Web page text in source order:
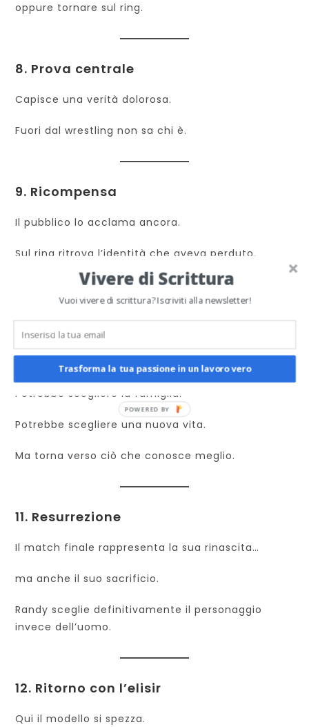
oppure tornare sul ring.
8. Prova centrale
Capisce una verità dolorosa.
Fuori dal wrestling non sa chi è.
9. Ricompensa
Il pubblico lo acclama ancora.
Sul ring ritrova l’identità che aveva perduto.
È una ricompensa emotiva, ma anche
profondamente ingannevole.
10. Via del ritorno
Potrebbe scegliere la famiglia.
Potrebbe scegliere una nuova vita.
Ma torna verso ciò che conosce meglio.
11. Resurrezione
Il match finale rappresenta la sua rinascita…
ma anche il suo sacrificio.
Randy sceglie definitivamente il personaggio
invece dell’uomo.
12. Ritorno con l’elisir
Qui il modello si spezza.
Vivere di Scrittura
Vuoi vivere di scrittura? Iscriviti alla newsletter!
Trasforma la tua passione in un lavoro vero